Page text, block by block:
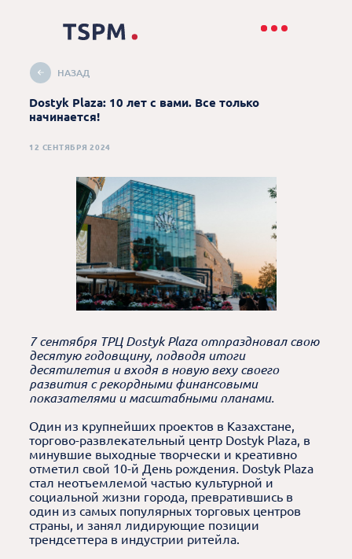
НАЗАД
Dostyk Plaza: 10 лет с вами. Все только
начинается!
12 СЕНТЯБРЯ 2024
7 сентября ТРЦ Dostyk Plaza отпраздновал свою
десятую годовщину, подводя итоги
десятилетия и входя в новую веху своего
развития с рекордными финансовыми
показателями и масштабными планами.
Один из крупнейших проектов в Казахстане,
торгово-развлекательный центр Dostyk Plaza, в
минувшие выходные творчески и креативно
отметил свой 10-й День рождения. Dostyk Plaza
стал неотъемлемой частью культурной и
социальной жизни города, превратившись в
один из самых популярных торговых центров
страны, и занял лидирующие позиции
трендсеттера в индустрии ритейла.